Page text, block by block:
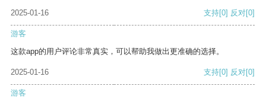
2025-01-16
支持[0] 反对[0]
游客
这款app的用户评论非常真实，可以帮助我做出更准确的选择。
2025-01-16 支持[0] 反对[0]
游客